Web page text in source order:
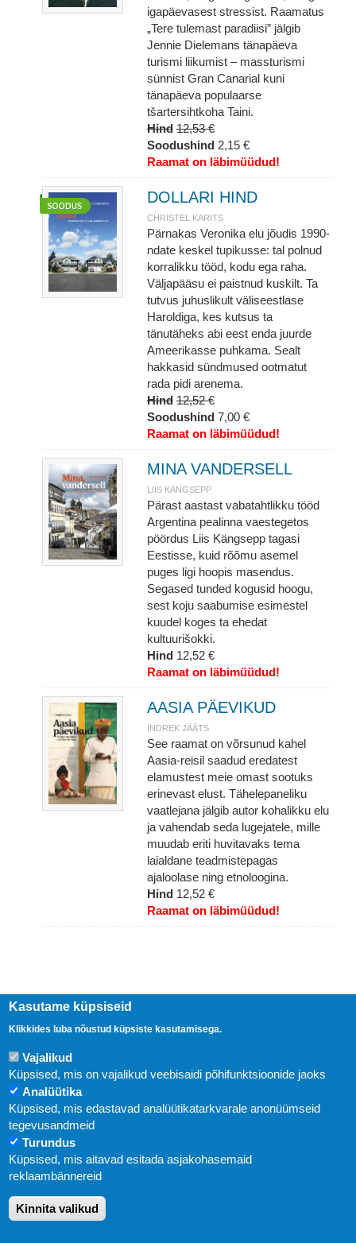
igapäevasest stressist. Raamatus
„Tere tulemast paradiisi” jälgib
Jennie Dielemans tänapäeva
turismi liikumist – massturismi
sünnist Gran Canarial kuni
tänapäeva populaarse
tšartersihtkoha Taini.
Hind 12,53 €
Soodushind 2,15 €
Raamat on läbimüüdud!
DOLLARI HIND
CHRISTEL KARITS
Pärnakas Veronika elu jõudis 1990-
ndate keskel tupikusse: tal polnud
korralikku tööd, kodu ega raha.
Väljapääsu ei paistnud kuskilt. Ta
tutvus juhuslikult väliseestlase
Haroldiga, kes kutsus ta
tänutäheks abi eest enda juurde
Ameerikasse puhkama. Sealt
hakkasid sündmused ootmatut
rada pidi arenema.
Hind 12,52 €
Soodushind 7,00 €
Raamat on läbimüüdud!
MINA VANDERSELL
LIIS KÄNGSEPP
Pärast aastast vabatahtlikku tööd
Argentina pealinna vaestegetos
pöördus Liis Kängsepp tagasi
Eestisse, kuid rõõmu asemel
puges ligi hoopis masendus.
Segased tunded kogusid hoogu,
sest koju saabumise esimestel
kuudel koges ta ehedat
kultuurišokki.
Hind 12,52 €
Raamat on läbimüüdud!
AASIA PÄEVIKUD
INDREK JÄÄTS
See raamat on võrsunud kahel
Aasia-reisil saadud eredatest
elamustest meie omast sootuks
erinevast elust. Tähelepaneliku
vaatlejana jälgib autor kohalikku elu
ja vahendab seda lugejatele, mille
muudab eriti huvitavaks tema
laialdane teadmistepagas
ajaloolase ning etnoloogina.
Hind 12,52 €
Raamat on läbimüüdud!
Uudised
KIRJASTUS PEGASUS OÜ © 2020
Paldiski mnt. 29 (A korpus VI korrus), Tallinn
Kasutame küpsiseid
Klikkides luba nõustud küpsiste kasutamisega.
Vajalikud
Küpsised, mis on vajalikud veebisaidi põhifunktsioonide jaoks
Analüütika
Küpsised, mis edastavad analüütikatarkvarale anonüümseid
tegevusandmeid
Turundus
Küpsised, mis aitavad esitada asjakohasemaid
reklaambännereid
Kinnita valikud